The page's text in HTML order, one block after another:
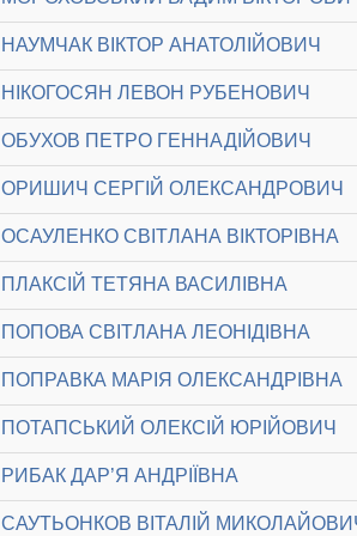
НАУМЧАК ВІКТОР АНАТОЛІЙОВИЧ
НІКОГОСЯН ЛЕВОН РУБЕНОВИЧ
ОБУХОВ ПЕТРО ГЕННАДІЙОВИЧ
ОРИШИЧ СЕРГІЙ ОЛЕКСАНДРОВИЧ
ОСАУЛЕНКО СВІТЛАНА ВІКТОРІВНА
ПЛАКСІЙ ТЕТЯНА ВАСИЛІВНА
ПОПОВА СВІТЛАНА ЛЕОНІДІВНА
ПОПРАВКА МАРІЯ ОЛЕКСАНДРІВНА
ПОТАПСЬКИЙ ОЛЕКСІЙ ЮРІЙОВИЧ
РИБАК ДАР’Я АНДРІЇВНА
САУТЬОНКОВ ВІТАЛІЙ